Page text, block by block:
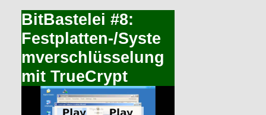
BitBastelei #8:
Festplatten-/Syste
mverschlüsselung
mit TrueCrypt